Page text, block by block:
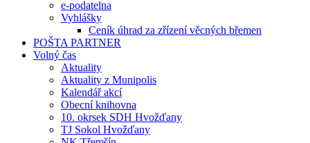
e-podatelna
Vyhlášky
Ceník úhrad za zřízení věcných břemen
POŠTA PARTNER
Volný čas
Aktuality
Aktuality z Munipolis
Kalendář akcí
Obecní knihovna
10. okrsek SDH Hvožďany
TJ Sokol Hvožďany